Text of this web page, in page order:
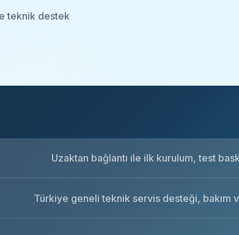
teknik destek
Uzaktan bağlantı ile ilk kurulum, test
Türkiye geneli teknik servis desteği, bakım